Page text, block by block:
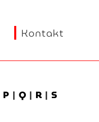
Kontakt
P |Q | R |S